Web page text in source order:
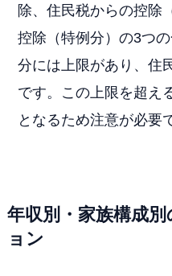
除、住民税からの控除
控除（特例分）の3つ
分には上限があり、住
です。この上限を超え
となるため注意が必要
年収別・家族構成
ョン